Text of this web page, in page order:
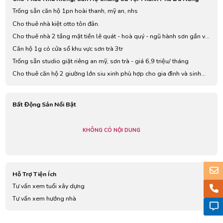
Trống sẵn căn hộ 1pn hoài thanh, mỹ an, nhs
Cho thuê nhà kiệt otto tôn đản.
Cho thuê nhà 2 tầng mặt tiền lê quát - hoà quý - ngũ hành sơn gần võ
chí công
Căn hộ 1g có cửa sổ khu vực sơn trà 3tr
Trống sẵn studio giặt riêng an mỹ, sơn trà - giá 6,9 triệu/ tháng
Cho thuê căn hộ 2 giường lớn siu xinh phù hợp cho gia đình và sinh
Bất Động Sản Nổi Bật
KHÔNG CÓ NỘI DUNG
Hỗ Trợ Tiện Ích
Tư vấn xem tuổi xây dựng
Tư vấn xem hướng nhà